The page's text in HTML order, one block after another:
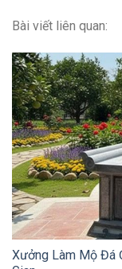
Bài viết liên quan:
Xưởng Làm Mộ Đá